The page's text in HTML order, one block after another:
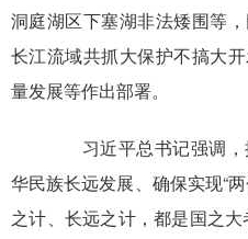
洞庭湖区下塞湖非法矮围等
长江流域共抓大保护不搞大
量发展等作出部署。
习近平总书记强调，
华民族长远发展、确保实现“
之计、长远之计，都是国之